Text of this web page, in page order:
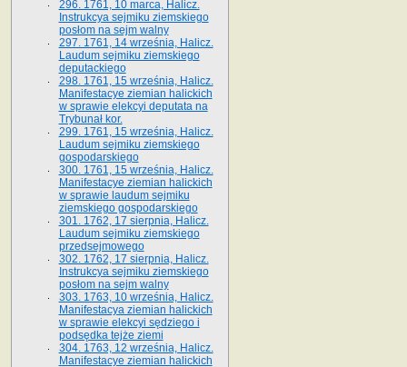
296. 1761, 10 marca, Halicz.
Instrukcya sejmiku ziemskiego
posłom na sejm walny
297. 1761, 14 września, Halicz.
Laudum sejmiku ziemskiego
deputackiego
298. 1761, 15 września, Halicz.
Manifestacye ziemian halickich
w sprawie elekcyi deputata na
Trybunał kor.
299. 1761, 15 września, Halicz.
Laudum sejmiku ziemskiego
gospodarskiego
300. 1761, 15 września, Halicz.
Manifestacye ziemian halickich
w sprawie laudum sejmiku
ziemskiego gospodarskiego
301. 1762, 17 sierpnia, Halicz.
Laudum sejmiku ziemskiego
przedsejmowego
302. 1762, 17 sierpnia, Halicz.
Instrukcya sejmiku ziemskiego
posłom na sejm walny
303. 1763, 10 września, Halicz.
Manifestacya ziemian halickich
w sprawie elekcyi sędziego i
podsędka tejże ziemi
304. 1763, 12 września, Halicz.
Manifestacye ziemian halickich